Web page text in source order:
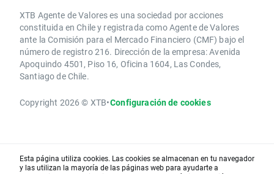
XTB Agente de Valores es una sociedad por acciones
constituida en Chile y registrada como Agente de Valores
ante la Comisión para el Mercado Financiero (CMF) bajo el
número de registro 216. Dirección de la empresa: Avenida
Apoquindo 4501, Piso 16, Oficina 1604, Las Condes,
Santiago de Chile.
Copyright 2026 © XTB•Configuración de cookies
Esta página utiliza cookies. Las cookies se almacenan en tu navegador
y las utilizan la mayoría de las páginas web para ayudarte a